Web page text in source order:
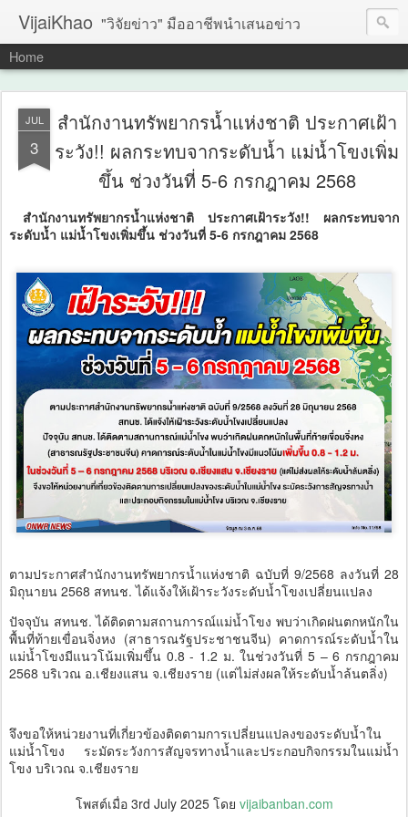
VijaiKhao "วิจัยข่าว" มืออาชีพนำเสนอข่าว
Home
JUL
3
สำนักงานทรัพยากรน้ำแห่งชาติ ประกาศเฝ้า
ระวัง!! ผลกระทบจากระดับน้ำ แม่น้ำโขงเพิ่ม
ขึ้น ช่วงวันที่ 5-6 กรกฎาคม 2568
สำนักงานทรัพยากรน้ำแห่งชาติ ประกาศเฝ้าระวัง!! ผลกระทบจาก
ระดับน้ำ แม่น้ำโขงเพิ่มขึ้น ช่วงวันที่ 5-6 กรกฎาคม 2568
ตามประกาศสำนักงานทรัพยากรน้ำแห่งชาติ ฉบับที่ 9/2568 ลงวันที่ 28
มิถุนายน 2568 สทนช. ได้แจ้งให้เฝ้าระวังระดับน้ำโขงเปลี่ยนแปลง
ปัจจุบัน สทนช. ได้ติดตามสถานการณ์แม่น้ำโขง พบว่าเกิดฝนตกหนักใน
พื้นที่ท้ายเขื่อนจิ่งหง (สาธารณรัฐประชาชนจีน) คาดการณ์ระดับน้ำใน
แม่น้ำโขงมีแนวโน้มเพิ่มขึ้น 0.8 - 1.2 ม. ในช่วงวันที่ 5 – 6 กรกฎาคม
2568 บริเวณ อ.เชียงแสน จ.เชียงราย (แต่ไม่ส่งผลให้ระดับน้ำล้นตลิ่ง)
จึงขอให้หน่วยงานที่เกี่ยวข้องติดตามการเปลี่ยนแปลงของระดับน้ำใน
แม่น้ำโขง ระมัดระวังการสัญจรทางน้ำและประกอบกิจกรรมในแม่น้ำ
โขง บริเวณ จ.เชียงราย
โพสต์เมื่อ 3rd July 2025โดย vijaibanban.com